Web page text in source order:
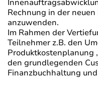
Rechnung in der
anzuwenden.
Im Rahmen der
Teilnehmer z.B. den
Produktkostenplanung
den grundlegenden
Finanzbuchhaltung